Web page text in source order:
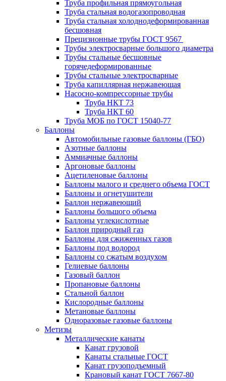
Труба профильная прямоугольная
Труба стальная водогазопроводная
Труба стальная холоднодеформированная
бесшовная
Прецизионные трубы ГОСТ 9567
Трубы электросварные большого диаметра
Трубы стальные бесшовные
горячедеформированные
Трубы стальные электросварные
Труба капиллярная нержавеющая
Насосно-компрессорные трубы
Труба НКТ 73
Труба НКТ 60
Труба МОБ по ГОСТ 15040-77
Баллоны
Автомобильные газовые баллоны (ГБО)
Азотные баллоны
Аммиачные баллоны
Аргоновые баллоны
Ацетиленовые баллоны
Баллоны малого и среднего объема ГОСТ
Баллоны и огнетушители
Баллон нержавеющий
Баллоны большого объема
Баллоны углекислотные
Баллон природный газ
Баллоны для сжиженных газов
Баллоны под водород
Баллоны со сжатым воздухом
Гелиевые баллоны
Газовый баллон
Пропановые баллоны
Стальной баллон
Кислородные баллоны
Метановые баллоны
Одноразовые газовые баллоны
Метизы
Металлические канаты
Канат грузовой
Канаты стальные ГОСТ
Канат грузоподъемный
Крановый канат ГОСТ 7667-80